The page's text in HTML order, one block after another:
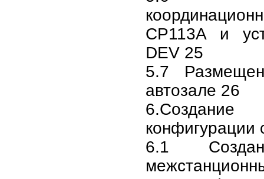
CP113A и
DEV 25
5.7
автозале 26
конфигурации
6.1